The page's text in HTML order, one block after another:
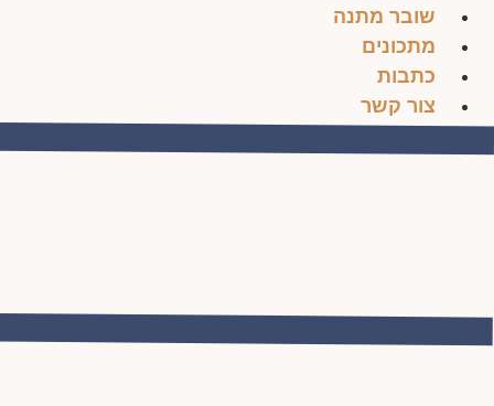
שובר מתנה
מתכונים
כתבות
צור קשר